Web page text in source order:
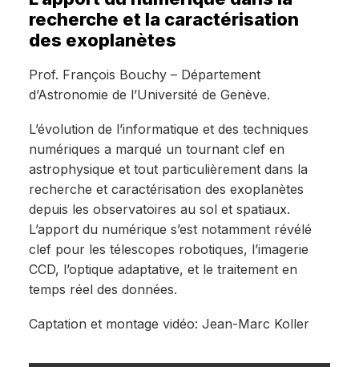
recherche et la caractérisation
des exoplanètes
Prof. François Bouchy – Département
d’Astronomie de l’Université de Genève.
L’évolution de l’informatique et des techniques
numériques a marqué un tournant clef en
astrophysique et tout particulièrement dans la
recherche et caractérisation des exoplanètes
depuis les observatoires au sol et spatiaux.
L’apport du numérique s’est notamment révélé
clef pour les télescopes robotiques, l’imagerie
CCD, l’optique adaptative, et le traitement en
temps réel des données.
Captation et montage vidéo: Jean-Marc Koller